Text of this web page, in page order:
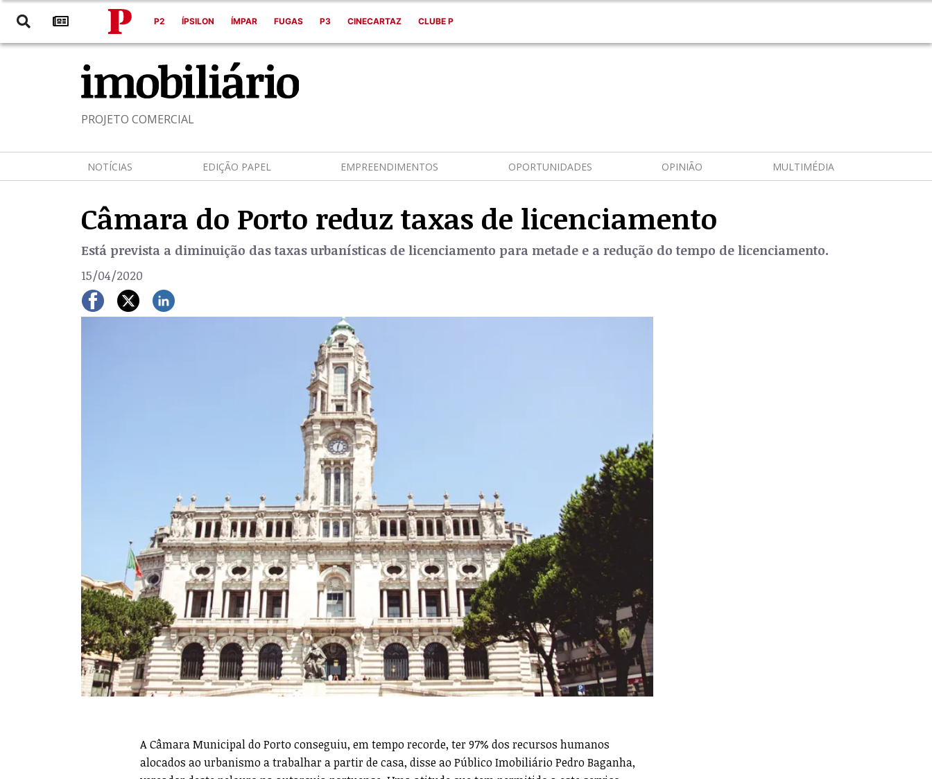
P2 ÍPSILON ÍMPAR FUGAS P3 CINECARTAZ CLUBE P
PROJETO COMERCIAL
NOTÍCIAS EDIÇÃO PAPEL EMPREENDIMENTOS OPORTUNIDADES OPINIÃO MULTIMÉDIA
Câmara do Porto reduz taxas de licenciamento
Está prevista a diminuição das taxas urbanísticas de licenciamento para metade e a redução do tempo de licenciamento.
15/04/2020
A Câmara Municipal do Porto conseguiu, em tempo recorde, ter 97% dos recursos humanos
alocados ao urbanismo a trabalhar a partir de casa, disse ao Público Imobiliário Pedro Baganha,